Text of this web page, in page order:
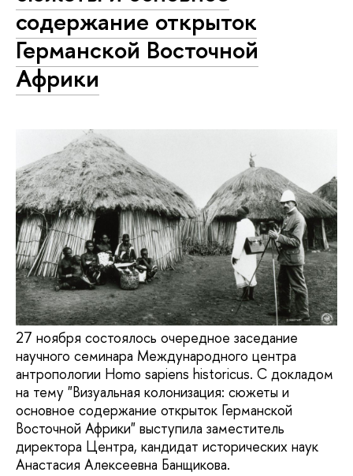
содержание открыток
Германской Восточной
Африки
27 ноября состоялось очередное заседание
научного семинара Международного центра
антропологии Homo sapiens historicus. С докладом
на тему "Визуальная колонизация: сюжеты и
основное содержание открыток Германской
Восточной Африки" выступила заместитель
директора Центра, кандидат исторических наук
Анастасия Алексеевна Банщикова.